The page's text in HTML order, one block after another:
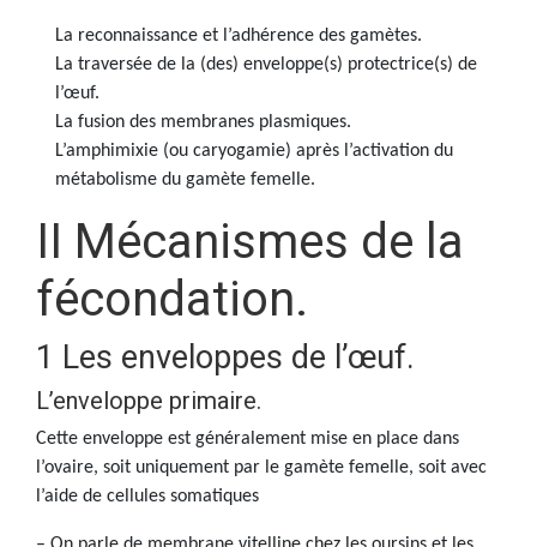
La reconnaissance et l’adhérence des gamètes.
La traversée de la (des) enveloppe(s) protectrice(s) de
l’œuf.
La fusion des membranes plasmiques.
L’amphimixie (ou caryogamie) après l’activation du
métabolisme du gamète femelle.
II Mécanismes de la
fécondation.
1 Les enveloppes de l’œuf.
L’enveloppe primaire.
Cette enveloppe est généralement mise en place dans
l’ovaire, soit uniquement par le gamète femelle, soit avec
l’aide de cellules somatiques